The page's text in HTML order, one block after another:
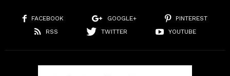
FACEBOOK GOOGLE+
PINTEREST
RSS
TWITTER YOUTUBE